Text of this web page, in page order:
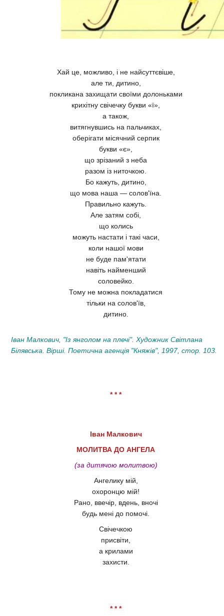
Хай це, можливо, і не найсуттєвіше,
але ти, дитино,
покликана захищати своїми долоньками
крихітну свічечку букви «ї»,
а також,
витягнувшись на пальчиках,
оберігати місячний серпик
букви «є»,
що зрізаний з неба
разом із ниточкою.
Бо кажуть, дитино,
що мова наша — солов'їна.
Правильно кажуть.
Але затям собі,
що колись
можуть настати і такі часи,
коли нашої мови
не буде пам'ятати
навіть найменший
соловейко.
Тому не можна покладатися
тільки на солов'їв,
дитино.
Іван Малкович, "Із янголом на плечі". Художник Світлана
Білявська. Вірші. Поетична агенція "Княжів", 1997, стор. 103.
* * *
Іван Малкович
МОЛИТВА ДО АНГЕЛА
(за дитячою молитвою)
Ангелику мій,
охоронцю мій!
Рано, ввечір, вдень, вночі
будь мені до помочі.
Свічечкою
присвіти,
а крилами
захисти.
* * *